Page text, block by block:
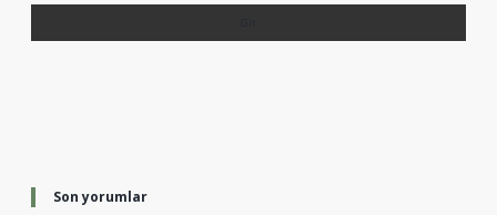
Son yorumlar